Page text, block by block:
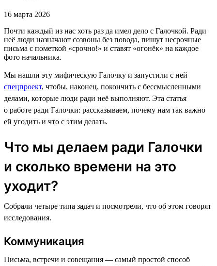
16 марта 2026
Почти каждый из нас хоть раз да имел дело с Галочкой. Ради
неё люди назначают созвоны без повода, пишут несрочные
письма с пометкой «срочно!» и ставят «огонёк» на каждое
фото начальника.
Мы нашли эту мифическую Галочку и запустили с ней
спецпроект, чтобы, наконец, покончить с бессмысленными
делами, которые люди ради неё выполняют. Эта статья
о работе ради Галочки: рассказываем, почему нам так важно
ей угодить и что с этим делать.
Что мы делаем ради Галочки
и сколько времени на это
уходит?
Собрали четыре типа задач и посмотрели, что об этом говорят
исследования.
Коммуникация
Письма, встречи и совещания — самый простой способ